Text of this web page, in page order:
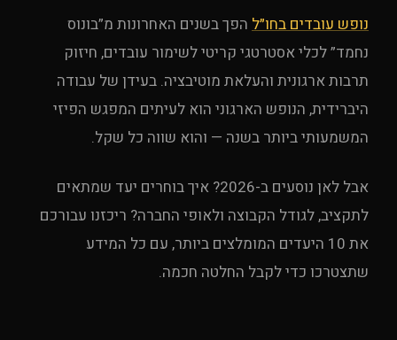
נופש עובדים בחו״ל הפך בשנים האחרונות מ”בונוס
נחמד” לכלי אסטרטגי קריטי לשימור עובדים, חיזוק
תרבות ארגונית והעלאת מוטיבציה. בעידן של עבודה
היברידית, הנופש הארגוני הוא לעיתים המפגש הפיזי
המשמעותי ביותר בשנה — והוא שווה כל שקל.
אבל לאן נוסעים ב-2026? איך בוחרים יעד שמתאים
לתקציב, לגודל הקבוצה ולאופי החברה? ריכזנו עבורכם
את 10 היעדים המומלצים ביותר, עם כל המידע
שתצטרכו כדי לקבל החלטה חכמה.